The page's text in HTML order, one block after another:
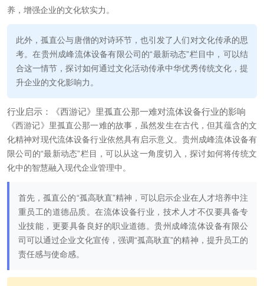
养，增强企业的文化软实力。
此外，孤直公与唐僧的对诗环节，也引发了人们对文化传承的思
考。在贵州成峰流体设备有限公司的“最新动态”栏目中，可以结
合这一情节，探讨如何通过文化活动传承中华优秀传统文化，提
升企业的文化影响力。
行业启示：《西游记》里孤直公那一难对流体设备行业的影响
《西游记》里孤直公那一难的故事，虽然发生在古代，但其蕴含的文
化精神对现代流体设备行业依然具有启示意义。贵州成峰流体设备有
限公司的“最新动态”栏目，可以从这一角度切入，探讨如何将传统文
化中的智慧融入现代企业管理中。
首先，孤直公的“孤高耿直”精神，可以启示企业在人才培养中注
重员工的道德品质。在流体设备行业，技术人才不仅要具备专
业技能，更要具备良好的职业道德。贵州成峰流体设备有限公
司可以通过企业文化宣传，强调“孤高耿直”的精神，提升员工的
责任感与使命感。